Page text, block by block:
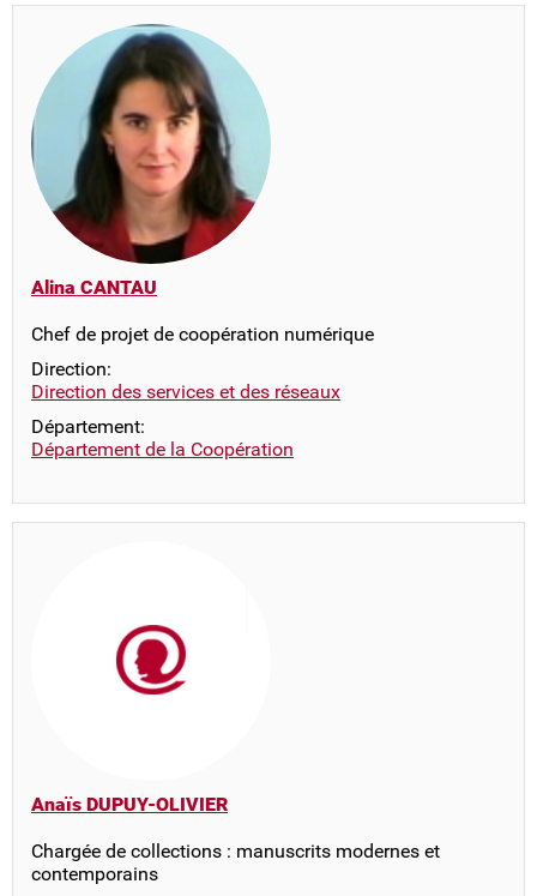
Alina CANTAU
Chef de projet de coopération numérique
Direction:
Direction des services et des réseaux
Département:
Département de la Coopération
Anaïs DUPUY-OLIVIER
Chargée de collections : manuscrits modernes et
contemporains